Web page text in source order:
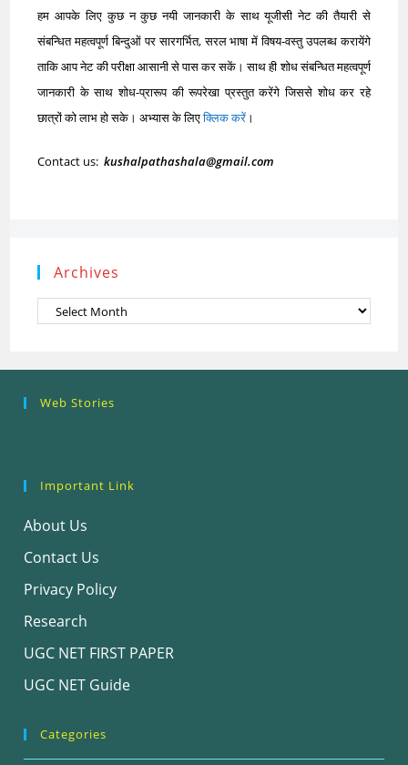
हम आपके लिए कुछ न कुछ नयी जानकारी के साथ यूजीसी नेट की तैयारी से
संबन्धित महत्वपूर्ण बिन्दुओं पर सारगर्भित, सरल भाषा में विषय-वस्तु उपलब्ध करायेंगे
ताकि आप नेट की परीक्षा आसानी से पास कर सकें। साथ ही शोध संबन्धित महत्वपूर्ण
जानकारी के साथ शोध-प्रारूप की रूपरेखा प्रस्तुत करेंगे जिससे शोध कर रहे
छात्रों को लाभ हो सके। अभ्यास के लिएक्लिक करें ।
Contact us:kushalpathashala@gmail.com
Archives
Archives
Web Stories
Ethics (शोध
Important Link
About Us
Contact Us
Privacy Policy
Research
UGC NET FIRST PAPER
UGC NET Guide
Categories